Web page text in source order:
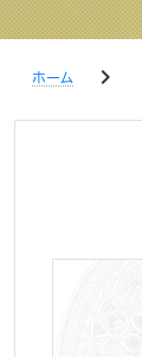
ホーム chevron_right